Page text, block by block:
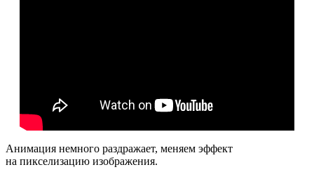
Анимация немного раздражает, меняем эффект
на пикселизацию изображения.